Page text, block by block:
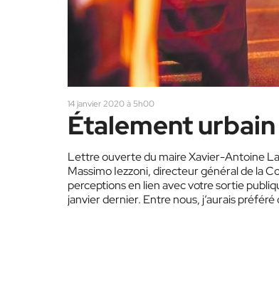
14 janvier 2020 à 5h00
Étalement
Lettre ouverte du maire Xavier-Antoine
Massimo Iezzoni, directeur général de la
perceptions en lien avec votre sortie
janvier dernier. Entre nous, j’aurais